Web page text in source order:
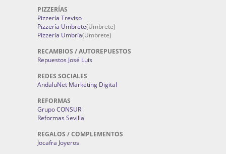
PIZZERÍAS
Pizzería Treviso
Pizzería Umbrete(Umbrete)
Pizzería Umbría(Umbrete)
RECAMBIOS / AUTOREPUESTOS
Repuestos José Luis
REDES SOCIALES
AndaluNet Marketing Digital
REFORMAS
Grupo CONSUR
Reformas Sevilla
REGALOS / COMPLEMENTOS
Jocafra Joyeros